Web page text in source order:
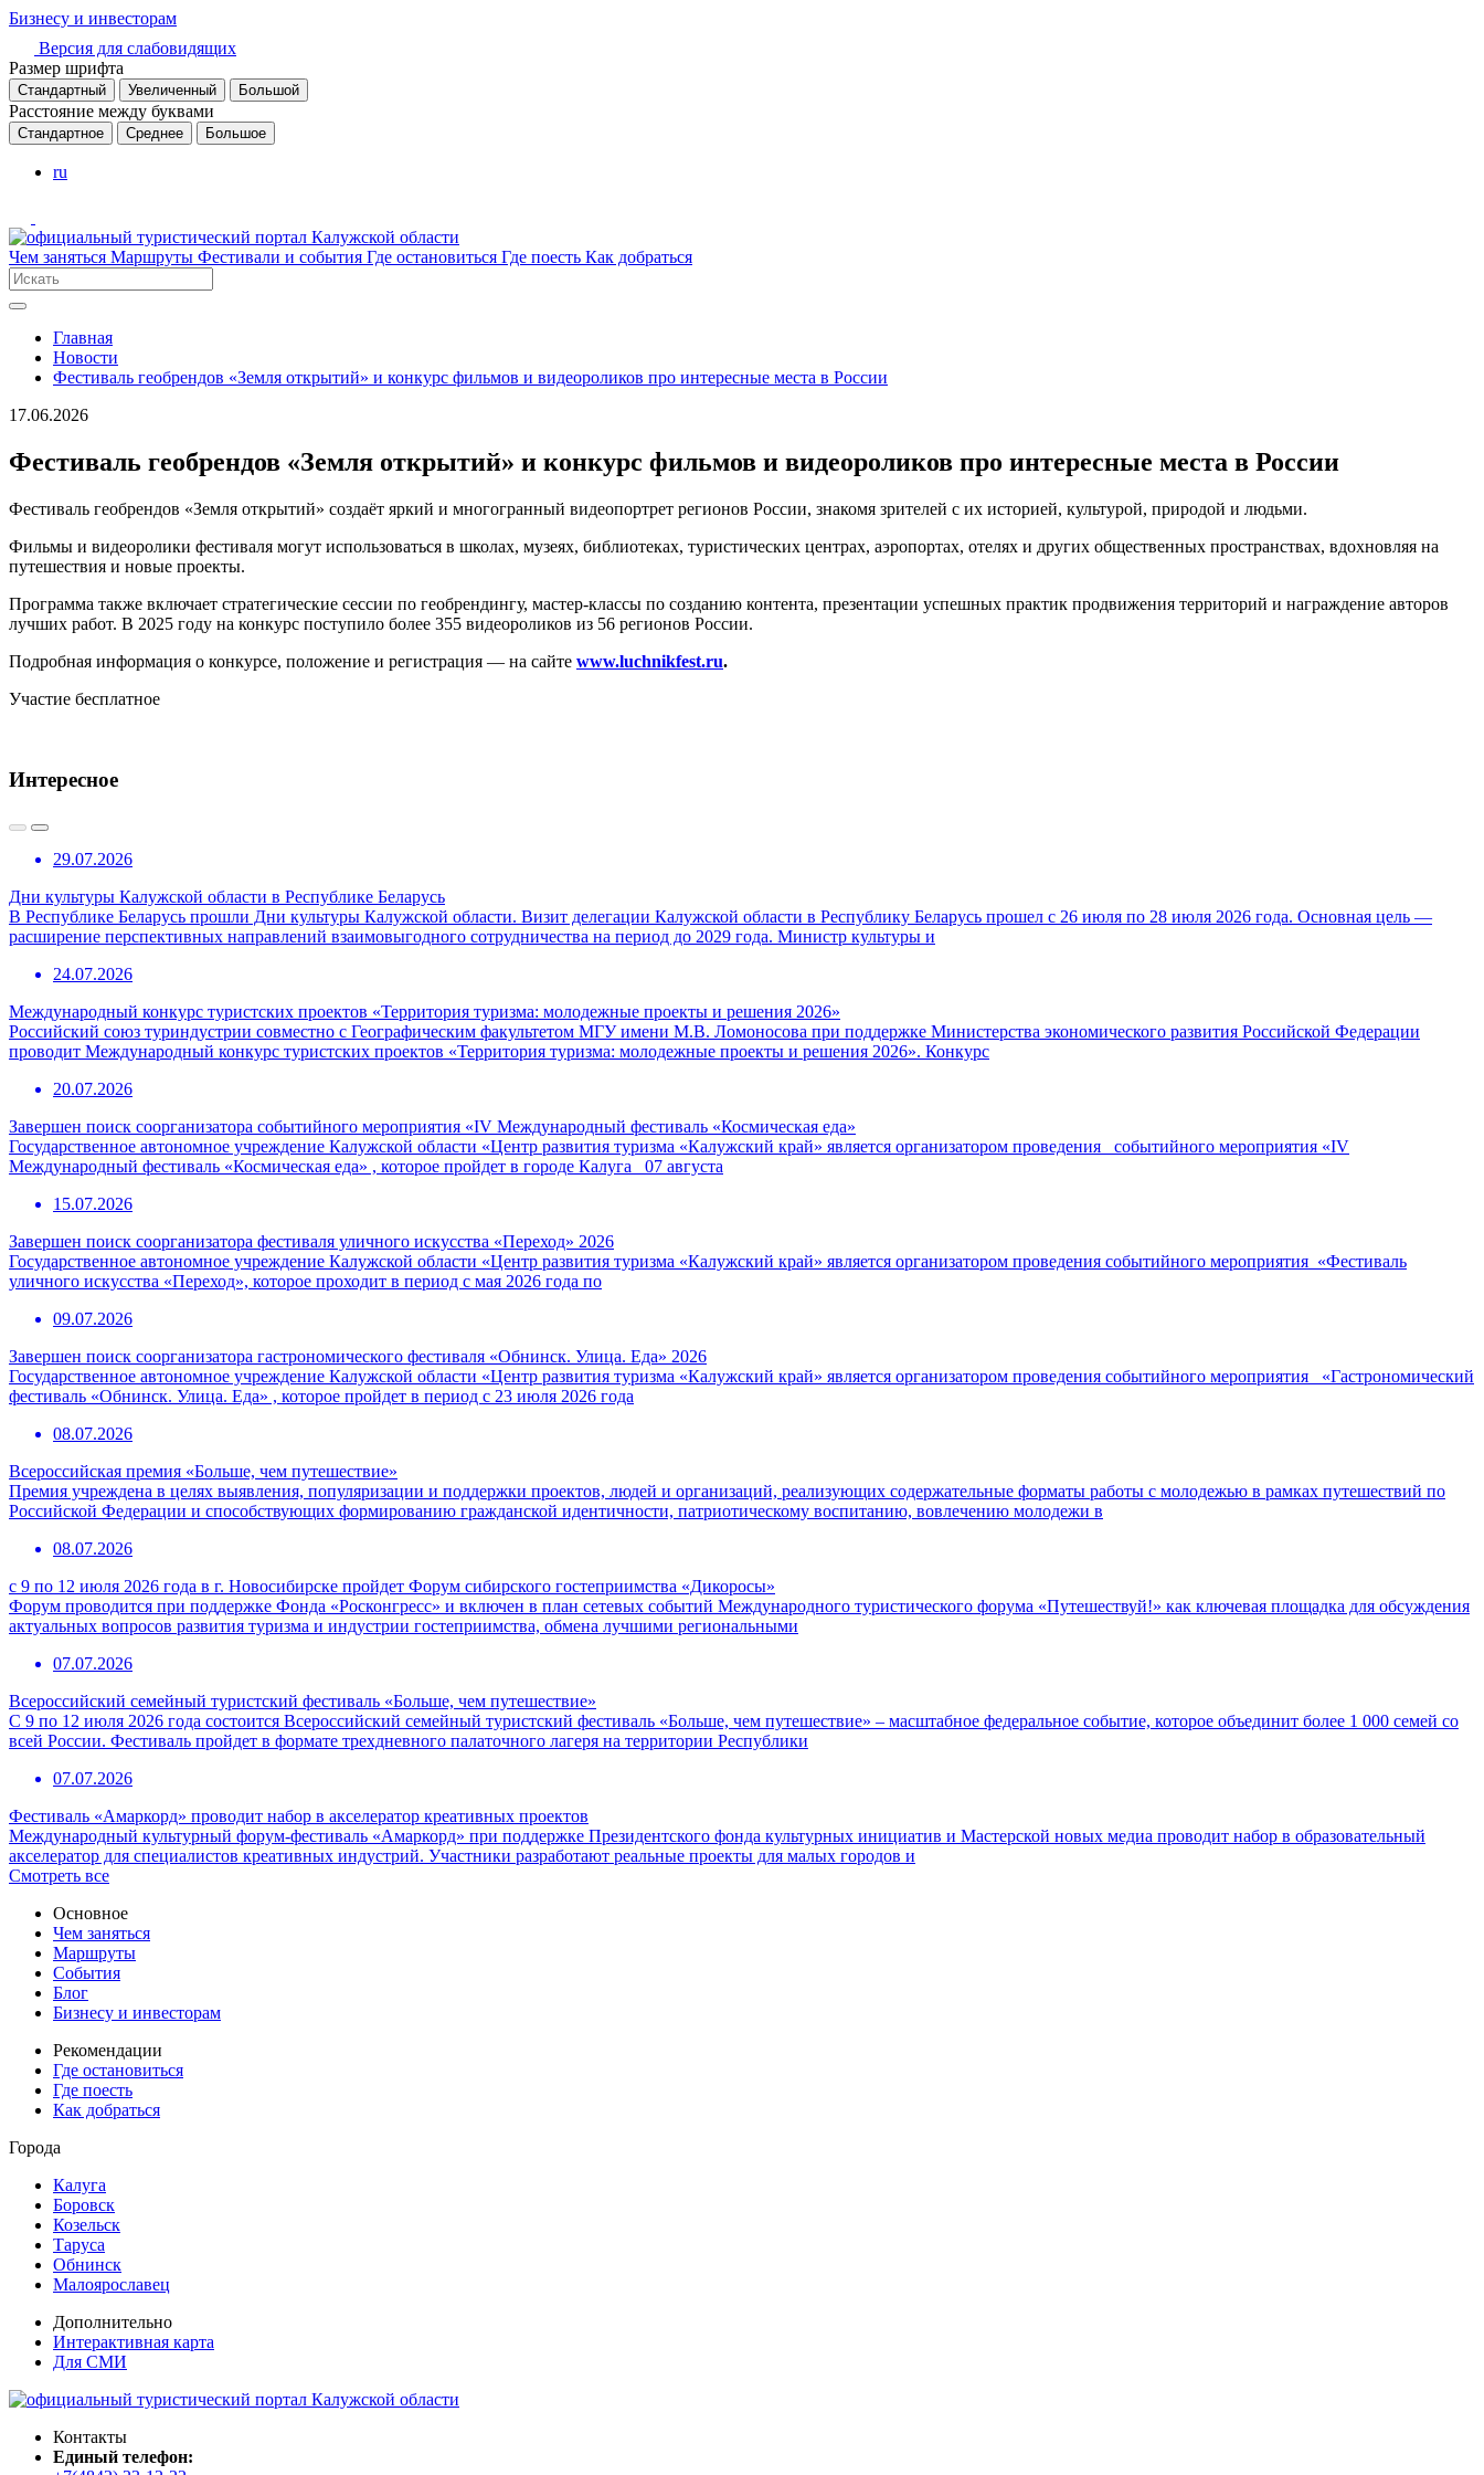
Бизнесу и инвесторам
Версия для слабовидящих
Размер шрифта
Стандартный Увеличенный Большой
Расстояние между буквами
Стандартное Среднее Большое
ru
Чем заняться Маршруты Фестивали и события Где остановиться Где поесть Как добраться
Главная
Новости
Фестиваль геобрендов «Земля открытий» и конкурс фильмов и видеороликов про интересные места в России
17.06.2026
Фестиваль геобрендов «Земля открытий» и конкурс фильмов и видеороликов про интересные места в России
Фестиваль геобрендов «Земля открытий» создаёт яркий и многогранный видеопортрет регионов России, знакомя зрителей с их историей, культурой, природой и людьми.
Фильмы и видеоролики фестиваля могут использоваться в школах, музеях, библиотеках, туристических центрах, аэропортах, отелях и других общественных пространствах, вдохновляя на
путешествия и новые проекты.
Программа также включает стратегические сессии по геобрендингу, мастер-классы по созданию контента, презентации успешных практик продвижения территорий и награждение авторов
лучших работ. В 2025 году на конкурс поступило более 355 видеороликов из 56 регионов России.
Подробная информация о конкурсе, положение и регистрация — на сайте www.luchnikfest.ru.
Участие бесплатное
Интересное
29.07.2026
Дни культуры Калужской области в Республике Беларусь
В Республике Беларусь прошли Дни культуры Калужской области. Визит делегации Калужской области в Республику Беларусь прошел с 26 июля по 28 июля 2026 года. Основная цель —
расширение перспективных направлений взаимовыгодного сотрудничества на период до 2029 года. Министр культуры и
24.07.2026
Международный конкурс туристских проектов «Территория туризма: молодежные проекты и решения 2026»
Российский союз туриндустрии совместно с Географическим факультетом МГУ имени М.В. Ломоносова при поддержке Министерства экономического развития Российской Федерации
проводит Международный конкурс туристских проектов «Территория туризма: молодежные проекты и решения 2026». Конкурс
20.07.2026
Завершен поиск соорганизатора событийного мероприятия «IV Международный фестиваль «Космическая еда»
Государственное автономное учреждение Калужской области «Центр развития туризма «Калужский край» является организатором проведения событийного мероприятия «IV
Международный фестиваль «Космическая еда» , которое пройдет в городе Калуга 07 августа
15.07.2026
Завершен поиск соорганизатора фестиваля уличного искусства «Переход» 2026
Государственное автономное учреждение Калужской области «Центр развития туризма «Калужский край» является организатором проведения событийного мероприятия «Фестиваль
уличного искусства «Переход», которое проходит в период с мая 2026 года по
09.07.2026
Завершен поиск соорганизатора гастрономического фестиваля «Обнинск. Улица. Еда» 2026
Государственное автономное учреждение Калужской области «Центр развития туризма «Калужский край» является организатором проведения событийного мероприятия «Гастрономический
фестиваль «Обнинск. Улица. Еда» , которое пройдет в период с 23 июля 2026 года
08.07.2026
Всероссийская премия «Больше, чем путешествие»
Премия учреждена в целях выявления, популяризации и поддержки проектов, людей и организаций, реализующих содержательные форматы работы с молодежью в рамках путешествий по
Российской Федерации и способствующих формированию гражданской идентичности, патриотическому воспитанию, вовлечению молодежи в
08.07.2026
с 9 по 12 июля 2026 года в г. Новосибирске пройдет Форум сибирского гостеприимства «Дикоросы»
Форум проводится при поддержке Фонда «Росконгресс» и включен в план сетевых событий Международного туристического форума «Путешествуй!» как ключевая площадка для обсуждения
актуальных вопросов развития туризма и индустрии гостеприимства, обмена лучшими региональными
07.07.2026
Всероссийский семейный туристский фестиваль «Больше, чем путешествие»
С 9 по 12 июля 2026 года состоится Всероссийский семейный туристский фестиваль «Больше, чем путешествие» – масштабное федеральное событие, которое объединит более 1 000 семей со
всей России. Фестиваль пройдет в формате трехдневного палаточного лагеря на территории Республики
07.07.2026
Фестиваль «Амаркорд» проводит набор в акселератор креативных проектов
Международный культурный форум-фестиваль «Амаркорд» при поддержке Президентского фонда культурных инициатив и Мастерской новых медиа проводит набор в образовательный
акселератор для специалистов креативных индустрий. Участники разработают реальные проекты для малых городов и
Смотреть все
Основное
Чем заняться
Маршруты
События
Блог
Бизнесу и инвесторам
Рекомендации
Где остановиться
Где поесть
Как добраться
Города
Калуга
Боровск
Козельск
Таруса
Обнинск
Малоярославец
Дополнительно
Интерактивная карта
Для СМИ
Контакты
Единый телефон: